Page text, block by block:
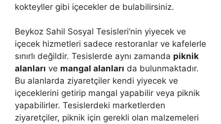
kokteyller gibi içecekler de bulabilirsiniz.
Beykoz Sahil Sosyal Tesisleri’nin yiyecek ve
içecek hizmetleri sadece restoranlar ve kafelerle
sınırlı değildir. Tesislerde aynı zamanda piknik
alanları ve mangal alanları da bulunmaktadır.
Bu alanlarda ziyaretçiler kendi yiyecek ve
içeceklerini getirip mangal yapabilir veya piknik
yapabilirler. Tesislerdeki marketlerden
ziyaretçiler, piknik için gerekli olan malzemeleri